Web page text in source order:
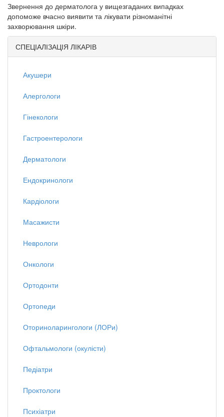
Звернення до дерматолога у вищезгаданих випадках
допоможе вчасно виявити та лікувати різноманітні
захворювання шкіри.
СПЕЦІАЛІЗАЦІЯ ЛІКАРІВ
Акушери
Алергологи
Гінекологи
Гастроентерологи
Дерматологи
Ендокринологи
Кардіологи
Масажисти
Неврологи
Онкологи
Ортодонти
Ортопеди
Оториноларингологи (ЛОРи)
Офтальмологи (окулісти)
Педіатри
Проктологи
Психіатри